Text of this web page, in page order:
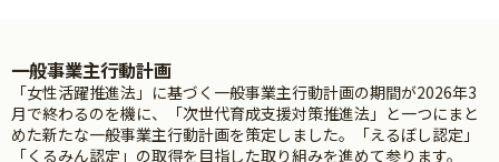
一般事業主行動計画
「女性活躍推進法」に基づく一般事業主行動計画の期間が2026年3
月で終わるのを機に、「次世代育成支援対策推進法」と一つにまと
めた新たな一般事業主行動計画を策定しました。「えるぼし認定」
「くるみん認定」の取得を目指した取り組みを進めて参ります。